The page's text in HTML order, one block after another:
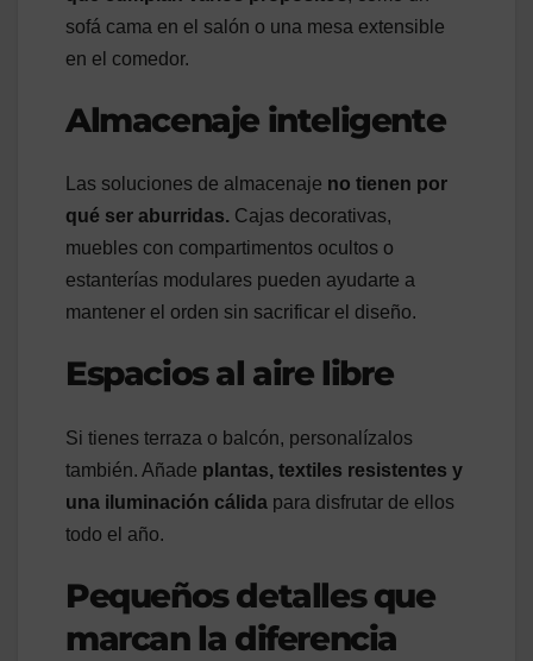
sofá cama en el salón o una mesa extensible
en el comedor.
Almacenaje inteligente
Las soluciones de almacenaje no tienen por
qué ser aburridas. Cajas decorativas,
muebles con compartimentos ocultos o
estanterías modulares pueden ayudarte a
mantener el orden sin sacrificar el diseño.
Espacios al aire libre
Si tienes terraza o balcón, personalízalos
también. Añade plantas, textiles resistentes y
una iluminación cálida para disfrutar de ellos
todo el año.
Pequeños detalles que
marcan la diferencia